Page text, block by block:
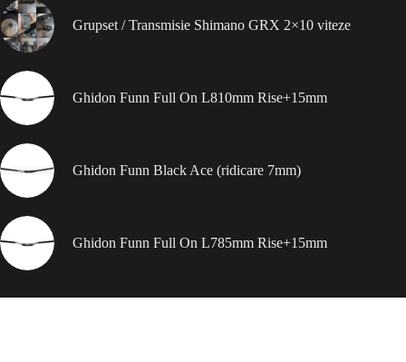
Grupset / Transmisie Shimano GRX 2×10 viteze
Ghidon Funn Full On L810mm Rise+15mm
Ghidon Funn Black Ace (ridicare 7mm)
Ghidon Funn Full On L785mm Rise+15mm